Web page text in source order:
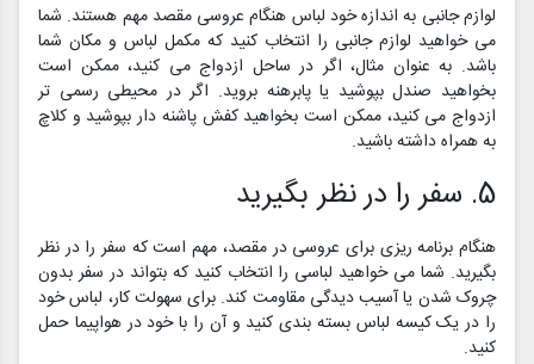
لوازم جانبی به اندازه خود لباس هنگام عروسی مقصد مهم هستند. شما
می خواهید لوازم جانبی را انتخاب کنید که مکمل لباس و مکان شما
باشد. به عنوان مثال، اگر در ساحل ازدواج می کنید، ممکن است
بخواهید صندل بپوشید یا پابرهنه بروید. اگر در محیطی رسمی تر
ازدواج می کنید، ممکن است بخواهید کفش پاشنه دار بپوشید و کلاچ
به همراه داشته باشید.
5. سفر را در نظر بگیرید
هنگام برنامه ریزی برای عروسی در مقصد، مهم است که سفر را در نظر
بگیرید. شما می خواهید لباسی را انتخاب کنید که بتواند در سفر بدون
چروک شدن یا آسیب دیدگی مقاومت کند. برای سهولت کار، لباس خود
را در یک کیسه لباس بسته بندی کنید و آن را با خود در هواپیما حمل
کنید.